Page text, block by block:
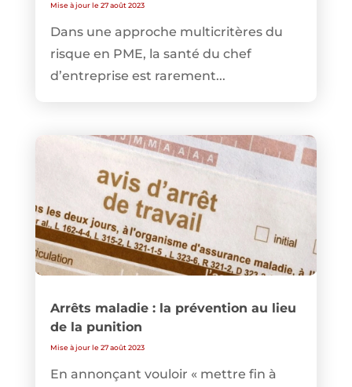
Mise à jour le 27 août 2023
Dans une approche multicritères du
risque en PME, la santé du chef
d’entreprise est rarement...
Arrêts maladie : la prévention au lieu
de la punition
Mise à jour le 27 août 2023
En annonçant vouloir « mettre fin à